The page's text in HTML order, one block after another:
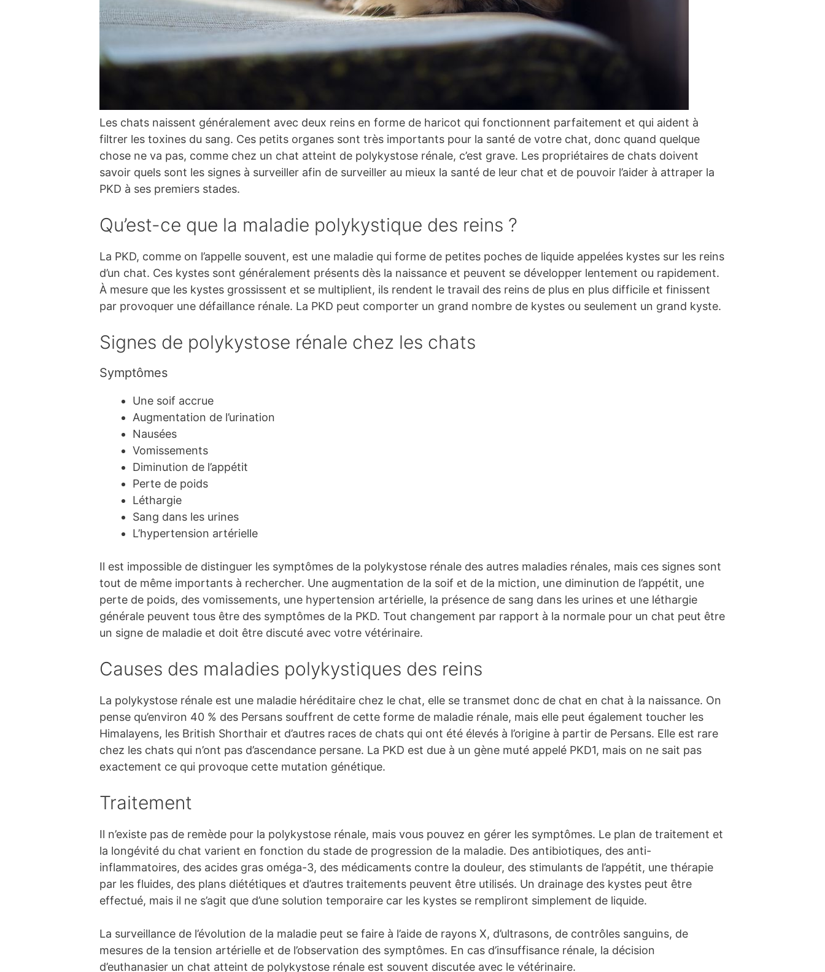
Les chats naissent généralement avec deux reins en forme de haricot qui fonctionnent parfaitement et qui aident à
filtrer les toxines du sang. Ces petits organes sont très importants pour la santé de votre chat, donc quand quelque
chose ne va pas, comme chez un chat atteint de polykystose rénale, c’est grave. Les propriétaires de chats doivent
savoir quels sont les signes à surveiller afin de surveiller au mieux la santé de leur chat et de pouvoir l’aider à attraper la
PKD à ses premiers stades.
Qu’est-ce que la maladie polykystique des reins ?
La PKD, comme on l’appelle souvent, est une maladie qui forme de petites poches de liquide appelées kystes sur les reins
d’un chat. Ces kystes sont généralement présents dès la naissance et peuvent se développer lentement ou rapidement.
À mesure que les kystes grossissent et se multiplient, ils rendent le travail des reins de plus en plus difficile et finissent
par provoquer une défaillance rénale. La PKD peut comporter un grand nombre de kystes ou seulement un grand kyste.
Signes de polykystose rénale chez les chats
Symptômes
Une soif accrue
Augmentation de l’urination
Nausées
Vomissements
Diminution de l’appétit
Perte de poids
Léthargie
Sang dans les urines
L’hypertension artérielle
Il est impossible de distinguer les symptômes de la polykystose rénale des autres maladies rénales, mais ces signes sont
tout de même importants à rechercher. Une augmentation de la soif et de la miction, une diminution de l’appétit, une
perte de poids, des vomissements, une hypertension artérielle, la présence de sang dans les urines et une léthargie
générale peuvent tous être des symptômes de la PKD. Tout changement par rapport à la normale pour un chat peut être
un signe de maladie et doit être discuté avec votre vétérinaire.
Causes des maladies polykystiques des reins
La polykystose rénale est une maladie héréditaire chez le chat, elle se transmet donc de chat en chat à la naissance. On
pense qu’environ 40 % des Persans souffrent de cette forme de maladie rénale, mais elle peut également toucher les
Himalayens, les British Shorthair et d’autres races de chats qui ont été élevés à l’origine à partir de Persans. Elle est rare
chez les chats qui n’ont pas d’ascendance persane. La PKD est due à un gène muté appelé PKD1, mais on ne sait pas
exactement ce qui provoque cette mutation génétique.
Traitement
Il n’existe pas de remède pour la polykystose rénale, mais vous pouvez en gérer les symptômes. Le plan de traitement et
la longévité du chat varient en fonction du stade de progression de la maladie. Des antibiotiques, des anti-
inflammatoires, des acides gras oméga-3, des médicaments contre la douleur, des stimulants de l’appétit, une thérapie
par les fluides, des plans diététiques et d’autres traitements peuvent être utilisés. Un drainage des kystes peut être
effectué, mais il ne s’agit que d’une solution temporaire car les kystes se rempliront simplement de liquide.
La surveillance de l’évolution de la maladie peut se faire à l’aide de rayons X, d’ultrasons, de contrôles sanguins, de
mesures de la tension artérielle et de l’observation des symptômes. En cas d’insuffisance rénale, la décision
d’euthanasier un chat atteint de polykystose rénale est souvent discutée avec le vétérinaire.